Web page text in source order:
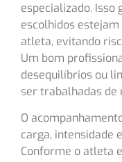
especializado. Isso
escolhidos
atleta, evitando
Um bom
desequilíbrios ou
ser trabalhadas de
O
carga, intensidade
Conforme o atleta